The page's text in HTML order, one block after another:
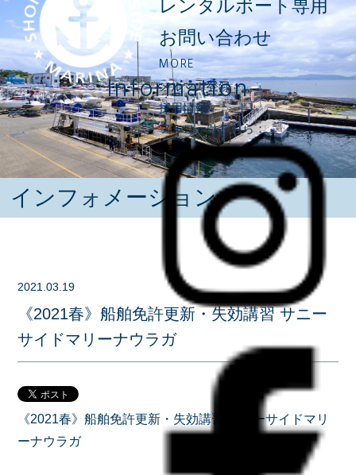
レンタルボート専用
お問い合わせ
MORE
メルマガ登録
採用情報
フォローはこちら：
Information
インフォメーション
2021.03.19
《2021春》船舶免許更新・失効講習 サニー
サイドマリーナウラガ
《2021春》船舶免許更新・失効講習 サニーサイドマリ
ーナウラガ